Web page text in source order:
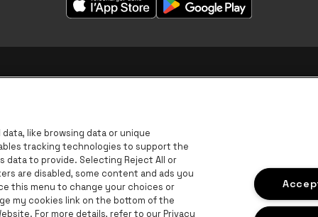
like browsing data or unique
tracking technologies to support the
data to provide. Selecting Reject All or
are disabled, some content and ads you
this menu to change your choices or
my cookies link on the bottom of the
For more details, refer to our Privacy